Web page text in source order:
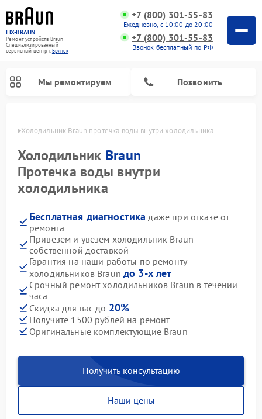
FIX-BRAUN
Ремонт устройств Braun
Специализированный
cервисный центр г.Брянск
+7 (800) 301-55-83
Ежедневно, с 10:00 до 20:00
+7 (800) 301-55-83
Звонок бесплатный по РФ
Мы ремонтируем Позвонить
Холодильник Braun протечка воды внутри холодильника
Холодильник Braun
Протечка воды внутри
холодильника
Бесплатная диагностика даже при отказе от
ремонта
Привезем и увезем холодильник Braun
собственной доставкой
Гарантия на наши работы по ремонту
холодильников Braunдо 3-х лет
Срочный ремонт холодильников Braun в течении
часа
Скидка для вас до 20%
Получите 1500 рублей на ремонт
Оригинальные комплектующие Braun
Получить консультацию
Наши цены